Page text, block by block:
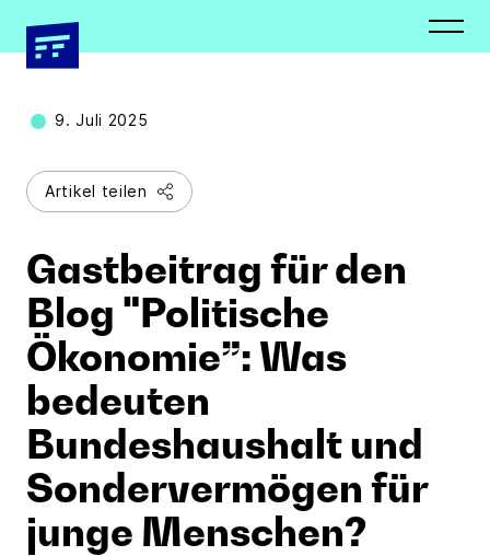
9. Juli 2025
Artikel teilen
Gastbeitrag für den
Blog "Politische
Ökonomie”: Was
bedeuten
Bundeshaushalt und
Sondervermögen für
junge Menschen?
Newsletter Schließen
Nachname *
E-Mail Adresse*
Presseverteiler Schließen
Nachname *
Organisation